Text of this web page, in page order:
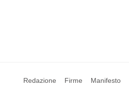
Redazione Firme Manifesto